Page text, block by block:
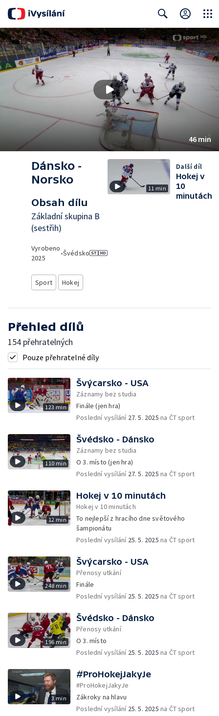
46 min
Dánsko -
Norsko
Obsah dílu
Základní skupina B
(sestřih)
Vyrobeno
2025
•Švédsko
Sport Hokej
11 min
Další díl
Hokej v
10
minutách
Přehled dílů
154 přehratelných
Pouze přehratelné díly
123 min
Švýcarsko - USA
Záznamy bez studia
Finále (jen hra)
Poslední vysílání 27. 5. 2025 na ČT sport
110 min
Švédsko - Dánsko
Záznamy bez studia
O 3. místo (jen hra)
Poslední vysílání 27. 5. 2025 na ČT sport
12 min
Hokej v 10 minutách
Hokej v 10 minutách
To nejlepší z hracího dne světového
šampionátu
Poslední vysílání 25. 5. 2025 na ČT sport
248 min
Švýcarsko - USA
Přenosy utkání
Finále
Poslední vysílání 25. 5. 2025 na ČT sport
196 min
Švédsko - Dánsko
Přenosy utkání
O 3. místo
Poslední vysílání 25. 5. 2025 na ČT sport
3 min
#ProHokejJakyJe
#ProHokejJakyJe
Zákroky na hlavu
Poslední vysílání 25. 5. 2025 na ČT sport